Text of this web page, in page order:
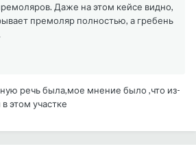
Даже на этом кейсе видно,
премоляр полностью, а гребень
речь была,мое мнение было ,что из-
этом участке